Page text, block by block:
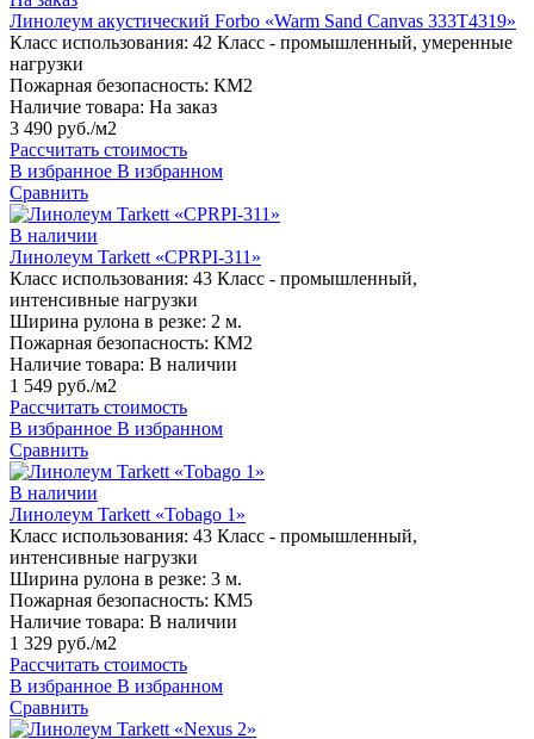
Линолеум акустический Forbo «Warm Sand Canvas 333T4319»
Класс использования: 42 Класс - промышленный, умеренные
нагрузки
Пожарная безопасность: КМ2
Наличие товара: На заказ
3 490 руб./м2
Рассчитать стоимость
В избранное В избранном
Сравнить
В наличии
Линолеум Tarkett «CPRPI-311»
Класс использования: 43 Класс - промышленный,
интенсивные нагрузки
Ширина рулона в резке: 2 м.
Пожарная безопасность: КМ2
Наличие товара: В наличии
1 549 руб./м2
Рассчитать стоимость
В избранное В избранном
Сравнить
В наличии
Линолеум Tarkett «Tobago 1»
Класс использования: 43 Класс - промышленный,
интенсивные нагрузки
Ширина рулона в резке: 3 м.
Пожарная безопасность: КМ5
Наличие товара: В наличии
1 329 руб./м2
Рассчитать стоимость
В избранное В избранном
Сравнить